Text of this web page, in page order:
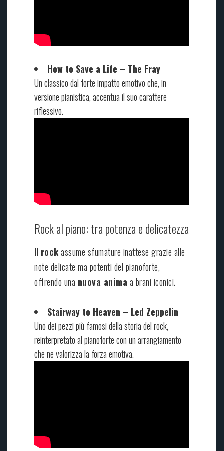
How to Save a Life – The Fray
Un classico dal forte impatto emotivo che, in
versione pianistica, accentua il suo carattere
riflessivo.
Rock al piano: tra potenza e delicatezza
Il rockassume sfumature inattese grazie alle
note delicate ma potenti del pianoforte,
offrendo una nuova anima a brani iconici.
Stairway to Heaven – Led Zeppelin
Uno dei pezzi più famosi della storia del rock,
reinterpretato al pianoforte con un arrangiamento
che ne valorizza la forza emotiva.